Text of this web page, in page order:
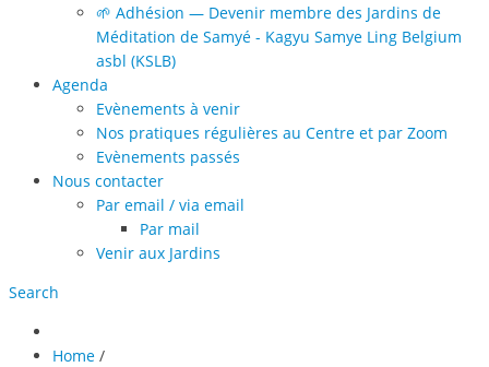
🌱 Adhésion — Devenir membre des Jardins de
Méditation de Samyé - Kagyu Samye Ling Belgium
asbl (KSLB)
Agenda
Evènements à venir
Nos pratiques régulières au Centre et par Zoom
Evènements passés
Nous contacter
Par email / via email
Par mail
Venir aux Jardins
Search
Home /